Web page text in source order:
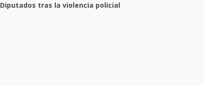
Diputados tras la violencia policial